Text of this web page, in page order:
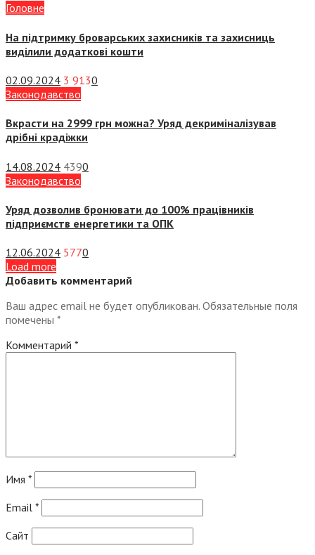
Головне
На підтримку броварських захисників та захисниць
виділили додаткові кошти
02.09.2024 3 9130
Законодавство
Вкрасти на 2999 грн можна? Уряд декриміналізував
дрібні крадіжки
14.08.2024 4390
Законодавство
Уряд дозволив бронювати до 100% працівників
підприємств енергетики та ОПК
12.06.2024 5770
Load more
Добавить комментарий
Ваш адрес email не будет опубликован. Обязательные поля
помечены *
Комментарий *
Имя *
Email *
Сайт